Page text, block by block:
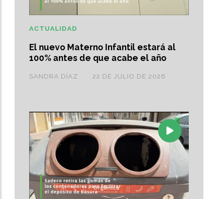
El nuevo Materno Infantil estará al
100% antes de que acabe el año
SANDRA DÍAZ
ACTUALIDAD
22 DE JULIO DE 2026